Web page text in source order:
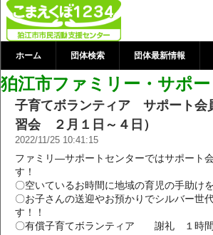
狛江市ファミリ
着情報 | 狛江市
ホーム 団体検索 団体最新情報
狛江市ファミリー・サポ
子育てボランティア サポート会
習会 ２月１日～４日）
2022/11/25 10:41:15
ファミリ―サポートセンターではサポート
す！
〇空いているお時間に地域の育児の手助け
〇お子さんの送迎やお預かりでシルバー世
す！！
〇有償子育てボランティア 謝礼 １時間